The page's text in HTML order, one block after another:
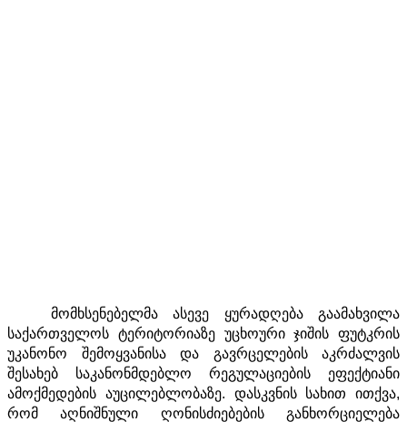
მომხსენებელმა ასევე ყურადღება გაამახვილა
საქართველოს ტერიტორიაზე უცხოური ჯიშის ფუტკრის
უკანონო შემოყვანისა და გავრცელების აკრძალვის
შესახებ საკანონმდებლო რეგულაციების ეფექტიანი
ამოქმედების აუცილებლობაზე. დასკვნის სახით ითქვა,
რომ აღნიშნული ღონისძიებების განხორციელება